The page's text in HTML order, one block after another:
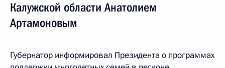
Калужской области Анатолием
Артамоновым
Губернатор информировал Президента о программах